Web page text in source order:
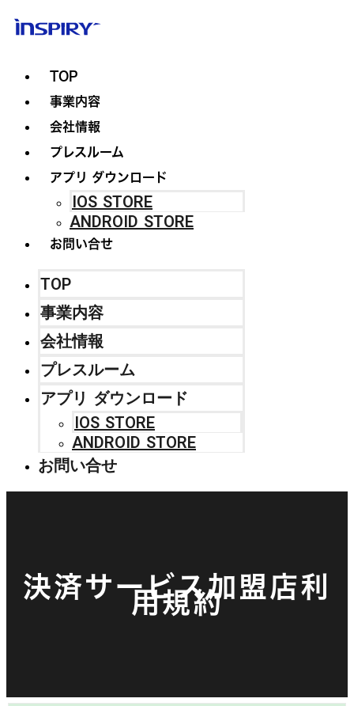
TOP
事業内容
会社情報
プレスルーム
アプリ ダウンロード
IOS STORE
ANDROID STORE
お問い合せ
TOP
事業内容
会社情報
プレスルーム
アプリ ダウンロード
IOS STORE
ANDROID STORE
お問い合せ
決済サービス加盟店利
用規約